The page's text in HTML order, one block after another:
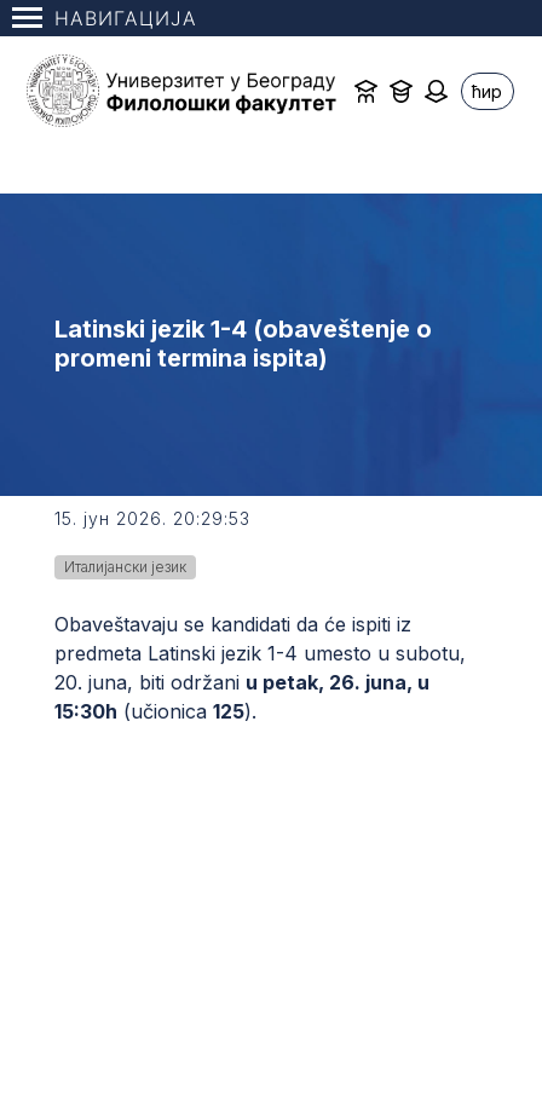
НАВИГАЦИЈА
ћир
Latinski jezik 1-4 (obaveštenje o
promeni termina ispita)
15. јун 2026. 20:29:53
Италијански језик
Obaveštavaju se kandidati da će ispiti iz
predmeta Latinski jezik 1-4 umesto u subotu,
20. juna, biti održani u petak, 26. juna, u
15:30h (učionica 125).